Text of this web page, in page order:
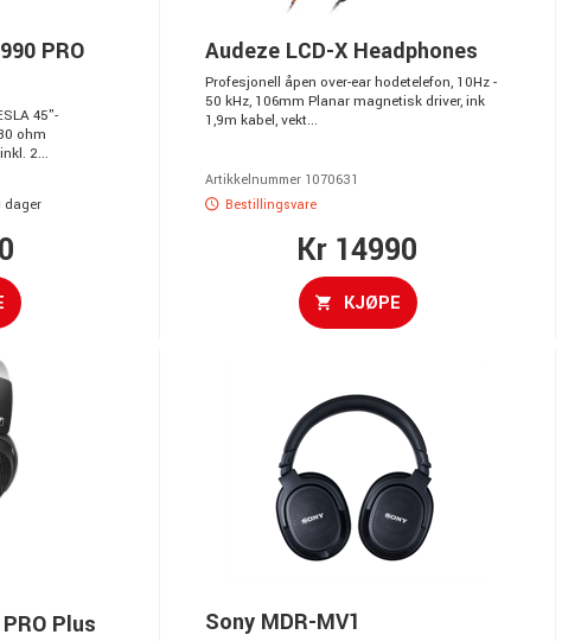
PRO
45"-
ohm
2...
dager
Audeze LCD-X Headphones
Profesjonell åpen over-ear hodetelefon, 10Hz -
50 kHz, 106mm Planar magnetisk driver, ink
1,9m kabel, vekt...
Artikkelnummer 1070631
Bestillingsvare
Kr 14990
KJØPE
Plus Sony MDR-MV1